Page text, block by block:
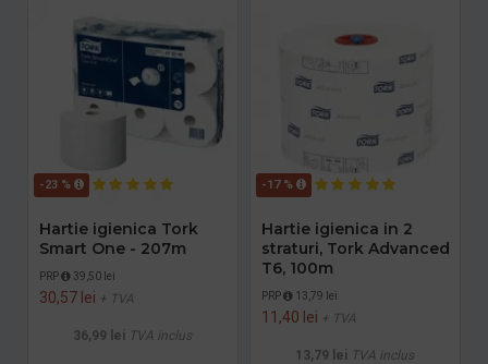
-23 %
Hartie igienica Tork
Smart One - 207m
PRP 39,50 lei
30,57 lei + TVA
36,99 lei TVA inclus
-17 %
Hartie igienica in 2
straturi, Tork Advanced
T6, 100m
PRP 13,79 lei
11,40 lei + TVA
13,79 lei TVA inclus